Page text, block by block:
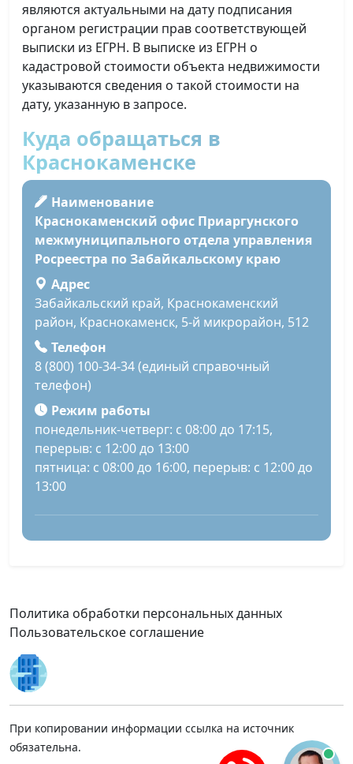
являются актуальными на дату подписания
органом регистрации прав соответствующей
выписки из ЕГРН. В выписке из ЕГРН о
кадастровой стоимости объекта недвижимости
указываются сведения о такой стоимости на
дату, указанную в запросе.
Куда обращаться в
Краснокаменске
Наименование
Краснокаменский офис Приаргунского
межмуниципального отдела управления
Росреестра по Забайкальскому краю
Адрес
Забайкальский край, Краснокаменский
район, Краснокаменск, 5-й микрорайон, 512
Телефон
8 (800) 100-34-34 (единый справочный
телефон)
Режим работы
понедельник-четверг: с 08:00 до 17:15,
перерыв: с 12:00 до 13:00
пятница: с 08:00 до 16:00, перерыв: с 12:00 до
13:00
Политика обработки персональных данных
Пользовательское соглашение
При копировании информации ссылка на источник
обязательна.